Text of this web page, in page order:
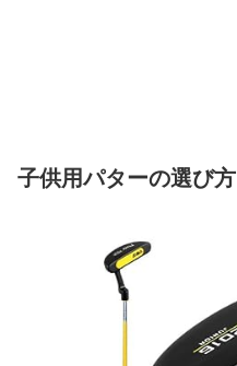
子供用パターの選び方